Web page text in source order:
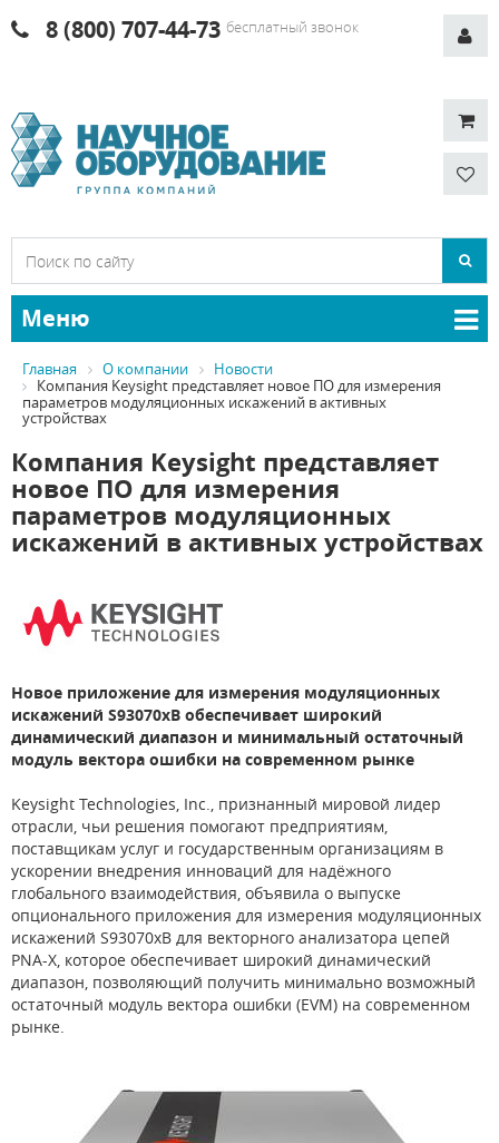
8 (800) 707-44-73 бесплатный звонок
Меню
Главная О компании
Новости
Компания Keysight представляет новое ПО для измерения
параметров модуляционных искажений в активных
устройствах
Компания Keysight представляет
новое ПО для измерения
параметров модуляционных
искажений в активных устройствах
Новое приложение для измерения модуляционных
искажений S93070xB обеспечивает широкий
динамический диапазон и минимальный остаточный
модуль вектора ошибки на современном рынке
Keysight Technologies, Inc., признанный мировой лидер
отрасли, чьи решения помогают предприятиям,
поставщикам услуг и государственным организациям в
ускорении внедрения инноваций для надёжного
глобального взаимодействия, объявила о выпуске
опционального приложения для измерения модуляционных
искажений S93070xB для векторного анализатора цепей
PNA-X, которое обеспечивает широкий динамический
диапазон, позволяющий получить минимально возможный
остаточный модуль вектора ошибки (EVM) на современном
рынке.